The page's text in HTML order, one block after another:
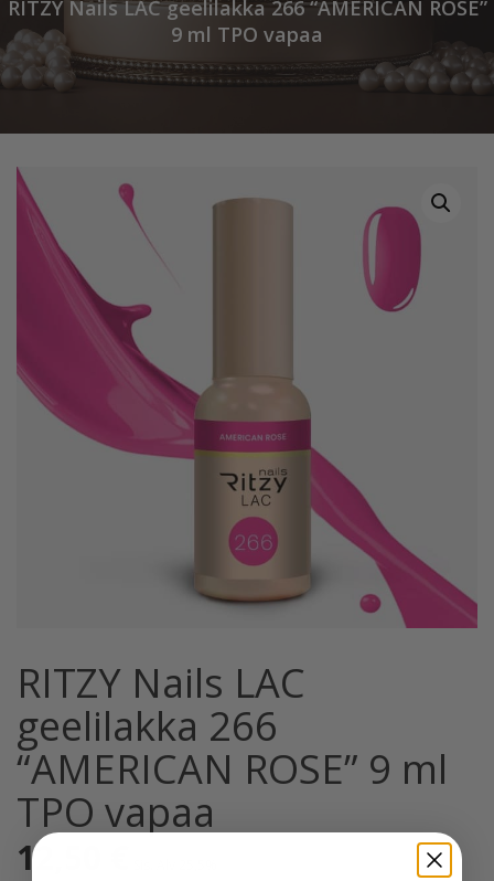
RITZY Nails LAC geelilakka 266 “AMERICAN ROSE”
9 ml TPO vapaa
RITZY Nails LAC
geelilakka 266
“AMERICAN ROSE” 9 ml
TPO vapaa
12,50